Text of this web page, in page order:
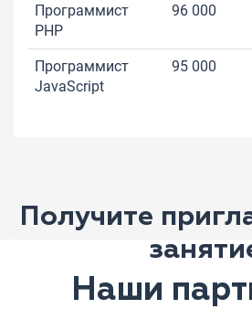
Программист
PHP
96 000
Программист
JavaScript
95 000
Получите
Наши